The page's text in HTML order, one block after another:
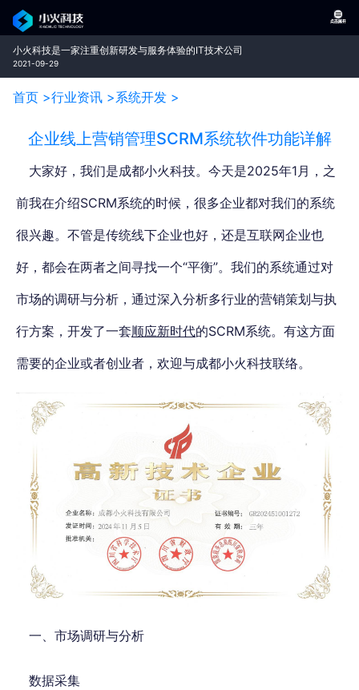
小火科技是一家注重创新研发与服务体验的IT技术公司
2021-09-29
首页 >行业资讯 >系统开发 >
企业线上营销管理SCRM系统软件功能详解
大家好，我们是成都小火科技。 今天是2025年1月，之
前我在介绍SCRM系统的时候，很多企业都对我们的系统
很兴趣。 不管是传统线下企业也好，还是互联网企业也
好，都会在两者之间寻找一个“平衡”。 我们的系统通过对
市场的调研与分析，通过深入分析多行业的营销策划与执
行方案，开发了一套顺应新时代的SCRM系统。 有这方面
需要的企业或者创业者，欢迎与成都小火科技联络。
一、市场调研与分析
数据采集